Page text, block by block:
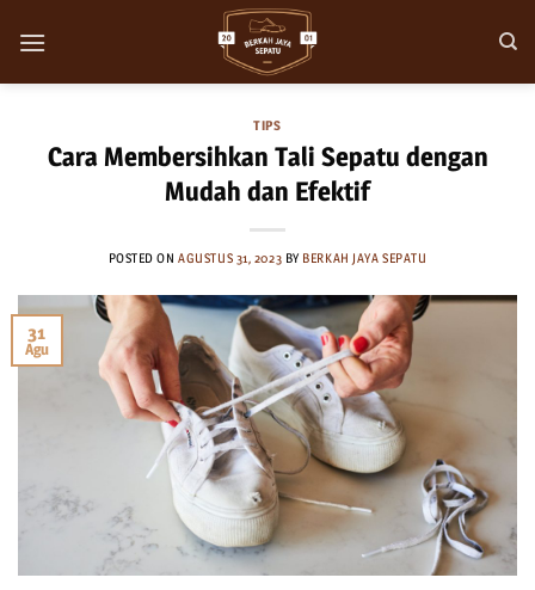
TIPS
Cara Membersihkan Tali Sepatu dengan
Mudah dan Efektif
POSTED ONAGUSTUS 31, 2023 BY BERKAH JAYA SEPATU
31
Agu